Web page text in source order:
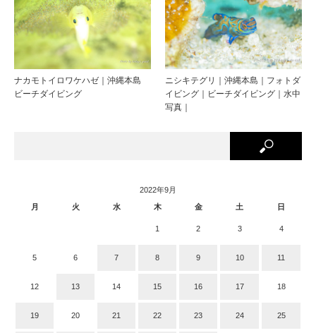
ナカモトイロワケハゼ｜沖縄本島
ビーチダイビング
ニシキテグリ｜沖縄本島｜フォトダ
イビング｜ビーチダイビング｜水中
写真｜
2022年9月
月
火 水 木 金 土 日
1 2 3 4
5 6 7 8 9 10 11
12 13 14 15 16 17 18
19 20 21 22 23 24 25